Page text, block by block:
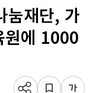
눔재단, 가
원에 1000